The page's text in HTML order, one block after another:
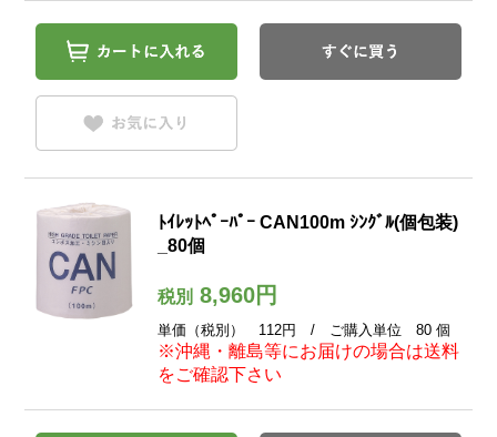
ﾄｲﾚｯﾄﾍﾟｰﾊﾟｰ CAN100m ｼﾝｸﾞﾙ(個包装)
_80個
税別8,960円
単価（税別） 112円 / ご購入単位 80 個
※沖縄・離島等にお届けの場合は送料
をご確認下さい